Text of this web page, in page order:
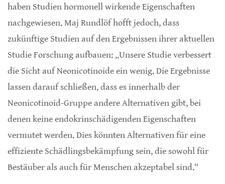
haben Studien hormonell wirkende Eigenschaften
nachgewiesen. Maj Rundlöf hofft jedoch, dass
zukünftige Studien auf den Ergebnissen ihrer aktuellen
Studie Forschung aufbauen: „Unsere Studie verbessert
die Sicht auf Neonicotinoide ein wenig. Die Ergebnisse
lassen darauf schließen, dass es innerhalb der
Neonicotinoid-Gruppe andere Alternativen gibt, bei
denen keine endokrinschädigenden Eigenschaften
vermutet werden. Dies könnten Alternativen für eine
effiziente Schädlingsbekämpfung sein, die sowohl für
Bestäuber als auch für Menschen akzeptabel sind.“